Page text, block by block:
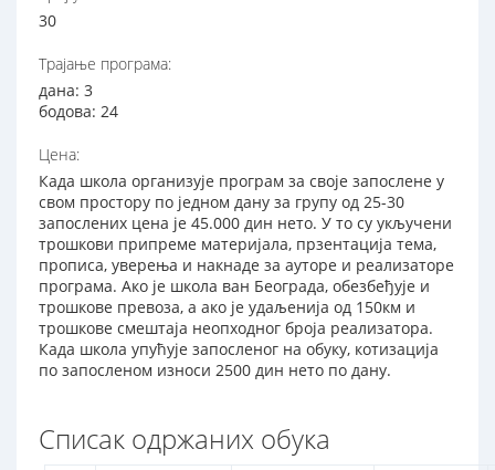
30
Трајање програма:
дана: 3
бодова: 24
Цена:
Када школа организује програм за своје запослене у
свом простору по једном дану за групу од 25-30
запослених цена је 45.000 дин нето. У то су укључени
трошкови припреме материјала, прзентација тема,
прописа, уверења и накнаде за ауторе и реализаторе
програма. Ако је школа ван Београда, обезбеђује и
трошкове превоза, а ако је удаљенија од 150км и
трошкове смештаја неопходног броја реализатора.
Када школа упућује запосленог на обуку, котизација
по запосленом износи 2500 дин нето по дану.
Списак одржаних обука